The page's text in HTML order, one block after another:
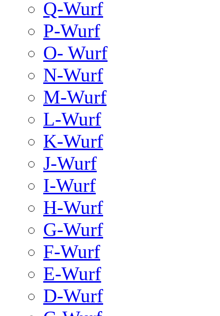
Q-Wurf
P-Wurf
O- Wurf
N-Wurf
M-Wurf
L-Wurf
K-Wurf
J-Wurf
I-Wurf
H-Wurf
G-Wurf
F-Wurf
E-Wurf
D-Wurf